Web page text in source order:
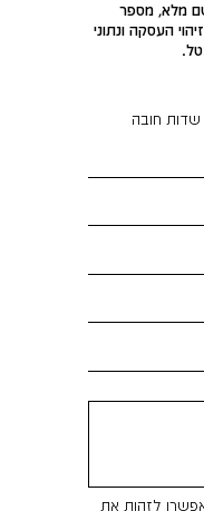
שם מלא, מספר
העסקה ונתוני
שדות חובה
לזהות את